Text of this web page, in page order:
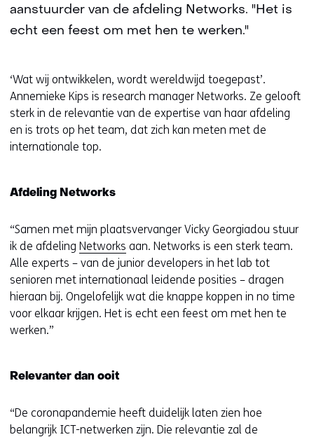
aanstuurder van de afdeling Networks. "Het is
echt een feest om met hen te werken."
‘Wat wij ontwikkelen, wordt wereldwijd toegepast’.
Annemieke Kips is research manager Networks. Ze gelooft
sterk in de relevantie van de expertise van haar afdeling
en is trots op het team, dat zich kan meten met de
internationale top.
Afdeling Networks
“Samen met mijn plaatsvervanger Vicky Georgiadou stuur
ik de afdeling Networks aan. Networks is een sterk team.
Alle experts – van de junior developers in het lab tot
senioren met internationaal leidende posities – dragen
hieraan bij. Ongelofelijk wat die knappe koppen in no time
voor elkaar krijgen. Het is echt een feest om met hen te
werken.”
Relevanter dan ooit
“De coronapandemie heeft duidelijk laten zien hoe
belangrijk ICT-netwerken zijn. Die relevantie zal de